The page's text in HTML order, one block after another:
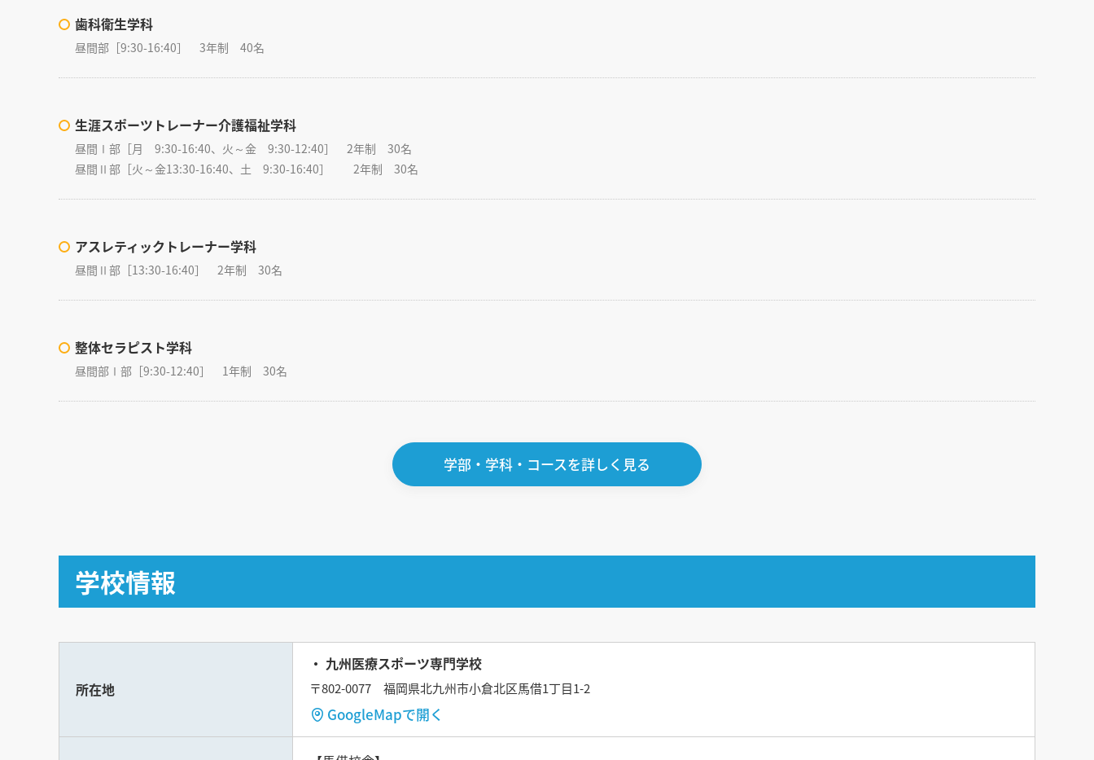
歯科衛生学科
昼間部［9:30-16:40］ 3年制 40名
生涯スポーツトレーナー介護福祉学科
昼間Ⅰ部［月 9:30-16:40、火～金 9:30-12:40］ 2年制 30名
昼間Ⅱ部［火～金13:30-16:40、土 9:30-16:40］ 2年制 30名
アスレティックトレーナー学科
昼間Ⅱ部［13:30-16:40］ 2年制 30名
整体セラピスト学科
昼間部Ⅰ部［9:30-12:40］ 1年制 30名
学部・学科・コースを詳しく見る
学校情報
所在地
九州医療スポーツ専門学校
〒802-0077 福岡県北九州市小倉北区馬借1丁目1-2
GoogleMapで開く